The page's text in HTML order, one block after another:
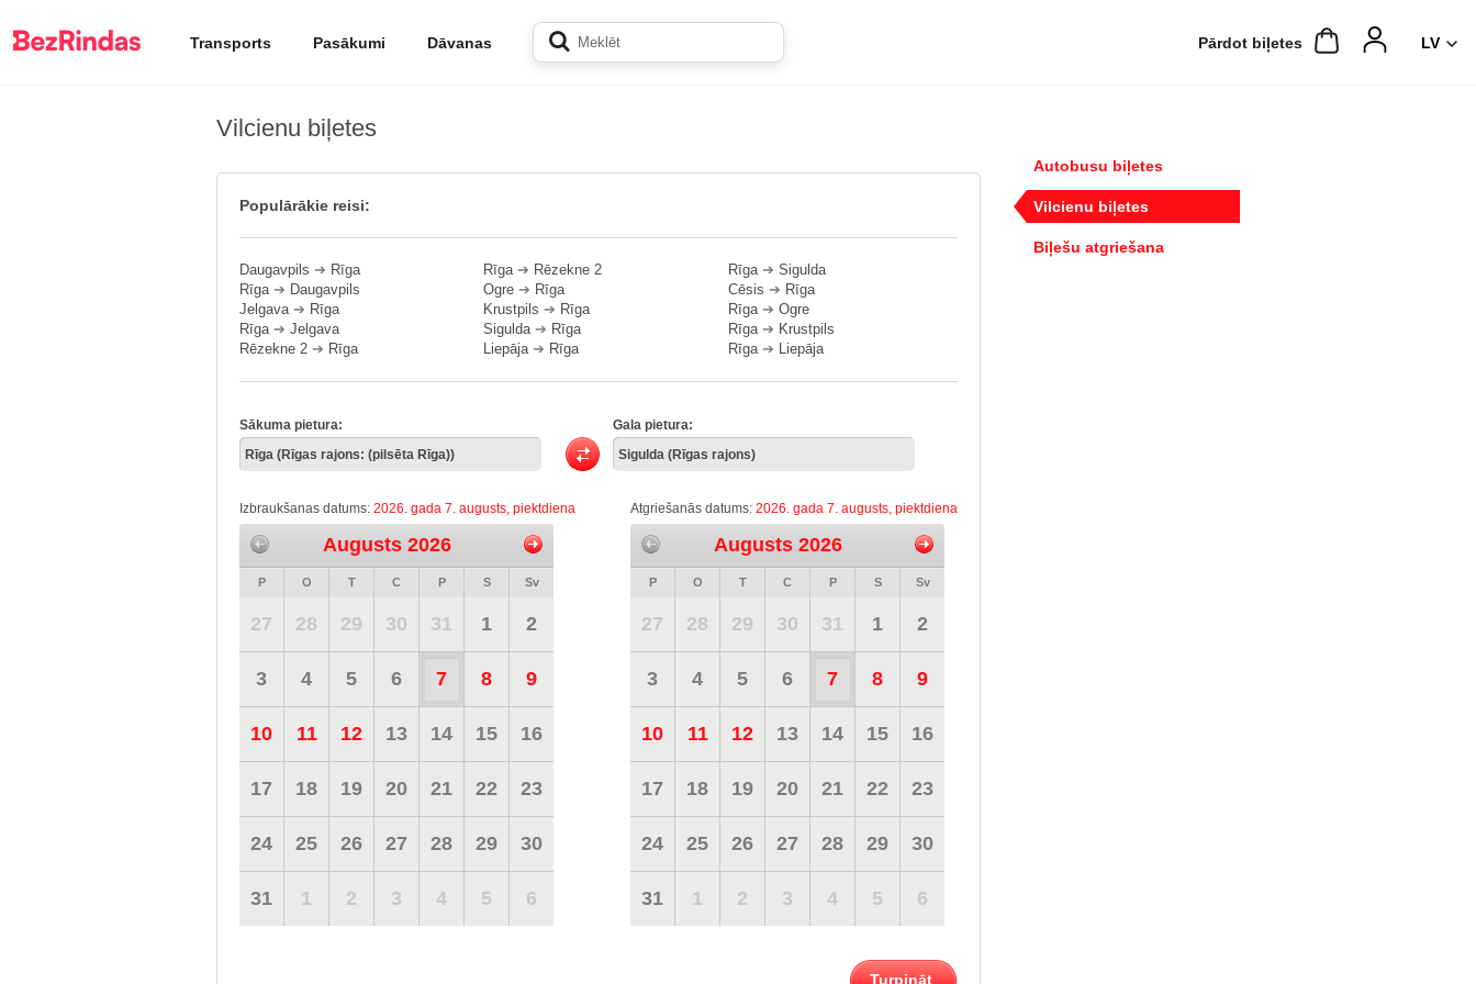
Transports Pasākumi Dāvanas Pārdot biļetes
Vilcienu biļetes
Populārākie reisi:
Daugavpils ➔ Rīga
Rīga➔ Daugavpils
Jelgava➔ Rīga
Rīga➔ Jelgava
Rēzekne 2 ➔ Rīga
Rīga➔ Rēzekne 2
Ogre ➔ Rīga
Krustpils ➔ Rīga
Sigulda➔ Rīga
Liepāja➔ Rīga
Rīga➔ Sigulda
Cēsis ➔ Rīga
Rīga➔ Ogre
Rīga➔ Krustpils
Rīga➔ Liepāja
Sākuma pietura: Gala pietura:
Izbraukšanas datums: 2026. gada 7. augusts, piektdiena
Augusts 2026
P O T C P S Sv
27 28 29 30 31 1 2
3 4 5 6 7 8 9
10 11 12 13 14 15 16
17 18 19 20 21 22 23
24 25 26 27 28 29 30
31 1 2 3 4 5 6
Atgriešanās datums: 2026. gada 7. augusts, piektdiena
Augusts 2026
P O T C P S Sv
27 28 29 30 31 1 2
3 4 5 6 7 8 9
10 11 12 13 14 15 16
17 18 19 20 21 22 23
24 25 26 27 28 29 30
31 1 2 3 4 5 6
Turpināt
Autobusu biļetes
Vilcienu biļetes
Biļešu atgriešana